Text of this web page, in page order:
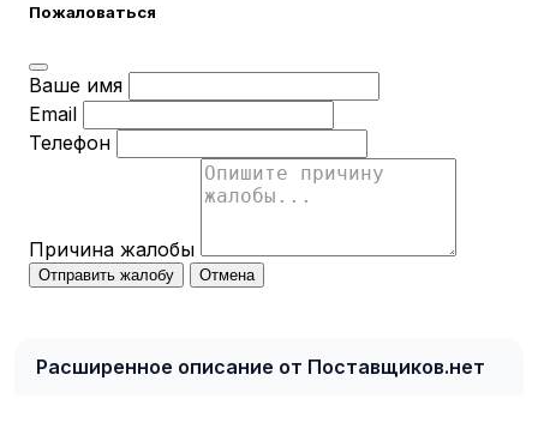
Пожаловаться
Ваше имя
Email
Телефон
Причина жалобы
Отправить жалобу Отмена
Расширенное описание от Поставщиков.нет